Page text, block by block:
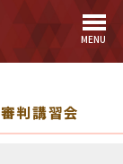
MENU
判講習会